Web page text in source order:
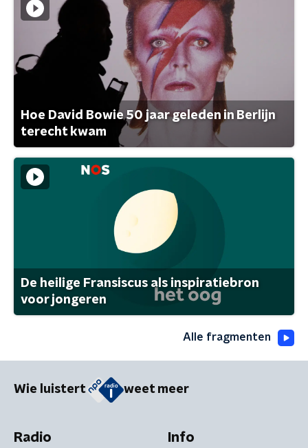
Hoe David Bowie 50 jaar geleden in Berlijn
terecht kwam
De heilige Fransiscus als inspiratiebron
voor jongeren
Alle fragmenten
Wie luistert weet meer
Radio Info